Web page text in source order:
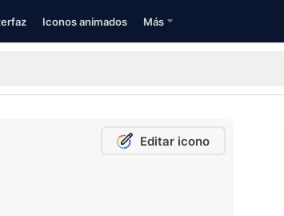
Iconos animados Más
Editar icono